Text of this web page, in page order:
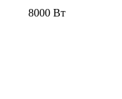
8000 Вт